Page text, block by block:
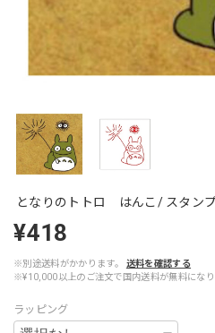
となりのトトロ はんこ/ スタン
¥418
※別途送料がかかります。
送料を確認する
※¥10,000以上のご注文で国内送料が無料になり
ラッピング